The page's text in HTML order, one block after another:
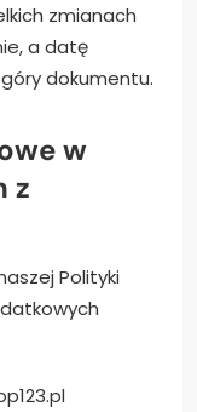
zmianach
a datę
dokumentu.
w
z
Polityki